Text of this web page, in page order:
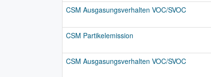
CSM Ausgasungsverhalten VOC/SVOC
CSM Partikelemission
CSM Ausgasungsverhalten VOC/SVOC